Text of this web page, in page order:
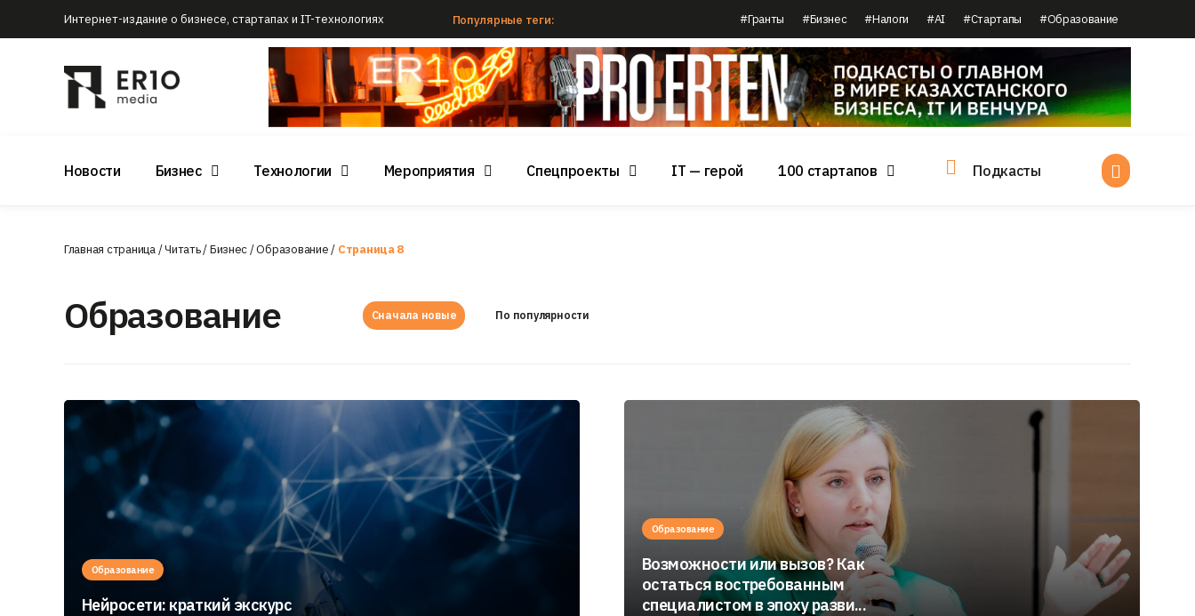
Интернет-издание о бизнесе, стартапах и IT-технологиях Популярные теги: #Гранты #Бизнес #Налоги #AI #Стартапы #Образование
Новости Бизнес Технологии Мероприятия Спецпроекты IT — герой 100 стартапов Подкасты
Главная страница/Читать/Бизнес/Образование/ Страница 8
Образование Сначала новые По популярности
Образование
Нейросети: краткий экскурс
Образование
Возможности или вызов? Как
остаться востребованным
специалистом в эпоху разви...